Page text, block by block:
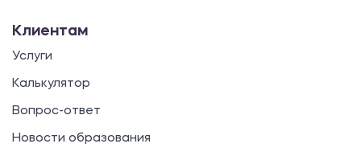
Клиентам
Услуги
Калькулятор
Вопрос-ответ
Новости образования